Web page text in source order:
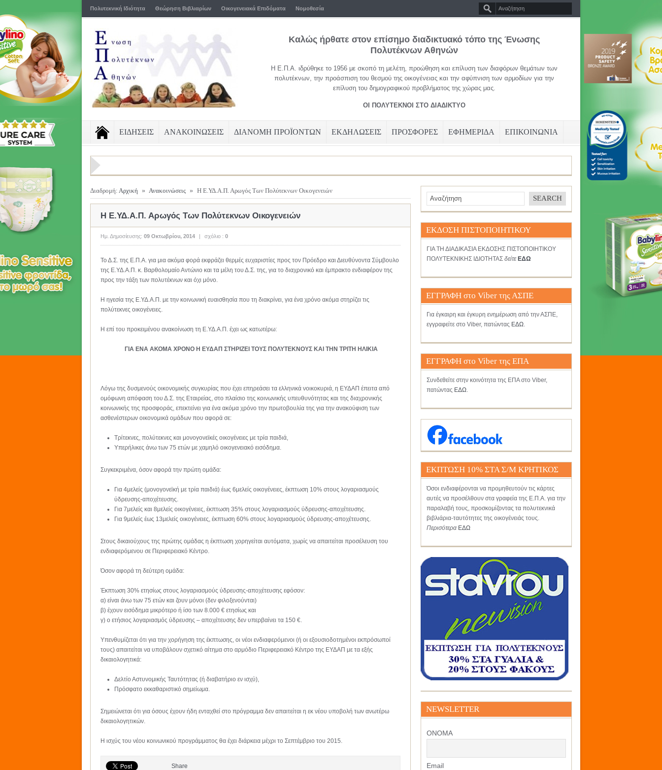
Πολυτεκνική Ιδιότητα Θεώρηση Βιβλιαρίων Οικογενειακά Επιδόματα Νομοθεσία
Καλώς ήρθατε στον επίσημο διαδικτυακό τόπο της Ένωσης
Πολυτέκνων Αθηνών
Η Ε.Π.Α. ιδρύθηκε το 1956 με σκοπό τη μελέτη, προώθηση και επίλυση των διαφόρων θεμάτων των
πολυτέκνων, την προάσπιση του θεσμού της οικογένειας και την αφύπνιση των αρμοδίων για την
επίλυση του δημογραφικού προβλήματος της χώρας μας.
ΟΙ ΠΟΛΥΤΕΚΝΟΙ ΣΤΟ ΔΙΑΔΙΚΤΥΟ
ΕΙΔΗΣΕΙΣ ΑΝΑΚΟΙΝΩΣΕΙΣ ΔΙΑΝΟΜΗ ΠΡΟΪΟΝΤΩΝ ΕΚΔΗΛΩΣΕΙΣ ΠΡΟΣΦΟΡΕΣ ΕΦΗΜΕΡΙΔΑ ΕΠΙΚΟΙΝΩΝΙΑ
Διαδρομή: Αρχική » Ανακοινώσεις » Η Ε.ΥΔ.Α.Π. Αρωγός Των Πολύτεκνων Οικογενειών
Η Ε.ΥΔ.Α.Π. Αρωγός Των Πολύτεκνων Οικογενειών
Ημ. Δημοσίευσης: 09 Οκτωβρίου, 2014 | σχόλιο : 0
Το Δ.Σ. της Ε.Π.Α. για μια ακόμα φορά εκφράζει θερμές ευχαριστίες προς τον Πρόεδρο και Διευθύνοντα Σύμβουλο
της Ε.ΥΔ.Α.Π. κ. Βαρθολομαίο Αντώνιο και τα μέλη του Δ.Σ. της, για το διαχρονικό και έμπρακτο ενδιαφέρον της
προς την τάξη των πολυτέκνων και όχι μόνο.
Η ηγεσία της Ε.ΥΔ.Α.Π. με την κοινωνική ευαισθησία που τη διακρίνει, για ένα χρόνο ακόμα στηρίζει τις
πολύτεκνες οικογένειες.
Η επί του προκειμένου ανακοίνωση τη Ε.ΥΔ.Α.Π. έχει ως κατωτέρω:
ΓΙΑ ΕΝΑ ΑΚΟΜΑ ΧΡΟΝΟ Η ΕΥΔΑΠ ΣΤΗΡΙΖΕΙ ΤΟΥΣ ΠΟΛΥΤΕΚΝΟΥΣ ΚΑΙ ΤΗΝ ΤΡΙΤΗ ΗΛΙΚΙΑ
Λόγω της δυσμενούς οικονομικής συγκυρίας που έχει επηρεάσει τα ελληνικά νοικοκυριά, η ΕΥΔΑΠ έπειτα από
ομόφωνη απόφαση του Δ.Σ. της Εταιρείας, στο πλαίσιο της κοινωνικής υπευθυνότητας και της διαχρονικής
κοινωνικής της προσφοράς, επεκτείνει για ένα ακόμα χρόνο την πρωτοβουλία της για την ανακούφιση των
ασθενέστερων οικονομικά ομάδων που αφορά σε:
Τρίτεκνες, πολύτεκνες και μονογονεϊκές οικογένειες με τρία παιδιά,
Υπερήλικες άνω των 75 ετών με χαμηλό οικογενειακό εισόδημα.
Συγκεκριμένα, όσον αφορά την πρώτη ομάδα:
Για 4μελείς (μονογονεϊκή με τρία παιδιά) έως 6μελείς οικογένειες, έκπτωση 10% στους λογαριασμούς
ύδρευσης-αποχέτευσης.
Για 7μελείς και 8μελείς οικογένειες, έκπτωση 35% στους λογαριασμούς ύδρευσης-αποχέτευσης.
Για 9μελείς έως 13μελείς οικογένειες, έκπτωση 60% στους λογαριασμούς ύδρευσης-αποχέτευσης.
Στους δικαιούχους της πρώτης ομάδας η έκπτωση χορηγείται αυτόματα, χωρίς να απαιτείται προσέλευση του
ενδιαφερόμενου σε Περιφερειακό Κέντρο.
Όσον αφορά τη δεύτερη ομάδα:
Έκπτωση 30% ετησίως στους λογαριασμούς ύδρευσης-αποχέτευσης εφόσον:
α) είναι άνω των 75 ετών και ζουν μόνοι (δεν φιλοξενούνται)
β) έχουν εισόδημα μικρότερο ή ίσο των 8.000 € ετησίως και
γ) ο ετήσιος λογαριασμός ύδρευσης – αποχέτευσης δεν υπερβαίνει τα 150 €.
Υπενθυμίζεται ότι για την χορήγηση της έκπτωσης, οι νέοι ενδιαφερόμενοι (ή οι εξουσιοδοτημένοι εκπρόσωποί
τους) απαιτείται να υποβάλουν σχετικό αίτημα στο αρμόδιο Περιφερειακό Κέντρο της ΕΥΔΑΠ με τα εξής
δικαιολογητικά:
Δελτίο Αστυνομικής Ταυτότητας (ή διαβατήριο εν ισχύ),
Πρόσφατο εκκαθαριστικό σημείωμα.
Σημειώνεται ότι για όσους έχουν ήδη ενταχθεί στο πρόγραμμα δεν απαιτείται η εκ νέου υποβολή των ανωτέρω
δικαιολογητικών.
Η ισχύς του νέου κοινωνικού προγράμματος θα έχει διάρκεια μέχρι το Σεπτέμβριο του 2015.
Share
ΕΚΔΟΣΗ ΠΙΣΤΟΠΟΙΗΤΙΚΟΥ
ΓΙΑ ΤΗ ΔΙΑΔΙΚΑΣΙΑ ΕΚΔΟΣΗΣ ΠΙΣΤΟΠΟΙΗΤΙΚΟΥ
ΠΟΛΥΤΕΚΝΙΚΗΣ ΙΔΙΟΤΗΤΑΣ δείτε ΕΔΩ
ΕΓΓΡΑΦΗ στο Viber της ΑΣΠΕ
Για έγκαιρη και έγκυρη ενημέρωση από την ΑΣΠΕ,
εγγραφείτε στο Viber, πατώντας ΕΔΩ.
ΕΓΓΡΑΦΗ στο Viber της ΕΠΑ
Συνδεθείτε στην κοινότητα της ΕΠΑ στο Viber,
πατώντας ΕΔΩ.
ΕΚΠΤΩΣΗ 10% ΣΤΑ Σ/Μ ΚΡΗΤΙΚΟΣ
Όσοι ενδιαφέρονται να προμηθευτούν τις κάρτες
αυτές να προσέλθουν στα γραφεία της Ε.Π.Α. για την
παραλαβή τους, προσκομίζοντας τα πολυτεκνικά
βιβλιάρια-ταυτότητες της οικογένειάς τους.
Περισότερα ΕΔΩ
NEWSLETTER
ΟΝΟΜΑ
Email